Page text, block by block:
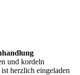
und kordeln
herzlich eingeladen